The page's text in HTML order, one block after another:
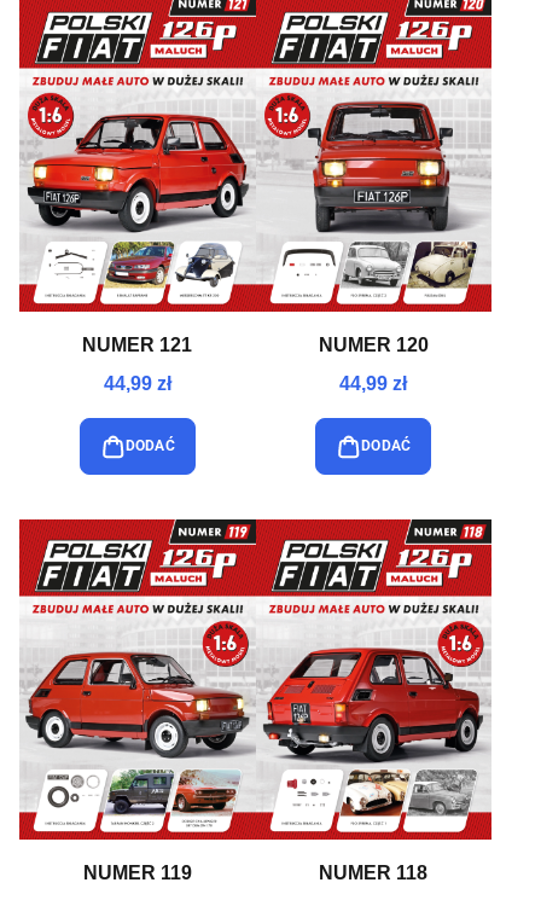
NUMER 121
44,99 zł
DODAĆ
NUMER 120
44,99 zł
DODAĆ
NUMER 119
NUMER 118